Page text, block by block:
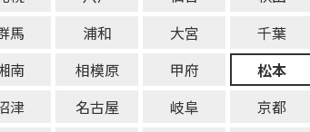
馬 浦和 大宮 千葉
南 相模原 甲府 松本
津 名古屋 岐阜 京都